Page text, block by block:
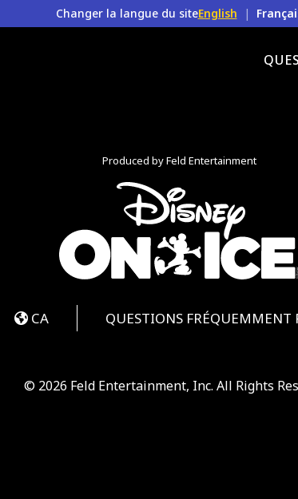
Changer la langue du siteEnglish |
Produced by Feld Entertainment
CA QUESTIONS FRÉQUEMMENT
© 2026 Feld Entertainment, Inc. All Rights